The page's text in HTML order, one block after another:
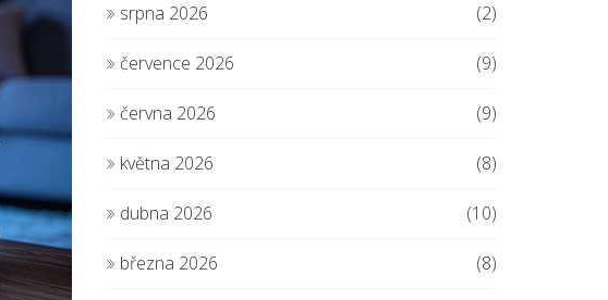
srpna 2026 (2)
července 2026 (9)
června 2026 (9)
května 2026 (8)
dubna 2026 (10)
března 2026 (8)